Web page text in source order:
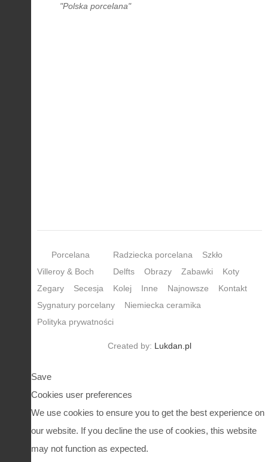
"Polska porcelana"
Porcelana
Villeroy & Boch
Radziecka porcelana
Szkło
Delfts
Obrazy Zabawki
Koty
Zegary
Secesja Kolej Inne Najnowsze
Kontakt
Sygnatury porcelany
Niemiecka ceramika
Polityka prywatności
Created by: Lukdan.pl
Save
Cookies user preferences
We use cookies to ensure you to get the best experience on
our website. If you decline the use of cookies, this website
may not function as expected.